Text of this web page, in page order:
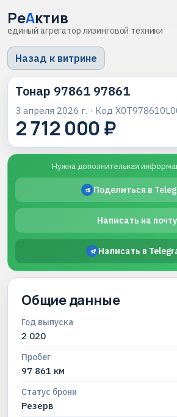
РеАктив
единый агрегатор лизинговой техники
Назад к витрине
Тонар 97861 97861
3 апреля 2026 г. · Код
2 712 000 ₽
Нужна дополнительная
Поделиться в
Написать на почту
Написать в
Общие данные
Год выпуска
2 020
Пробег
97 861 км
Статус брони
Резерв